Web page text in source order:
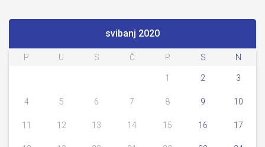
svibanj 2020
P U S Č P S N
1 2 3
4 5 6 7 8 9 10
11 12 13 14 15 16 17